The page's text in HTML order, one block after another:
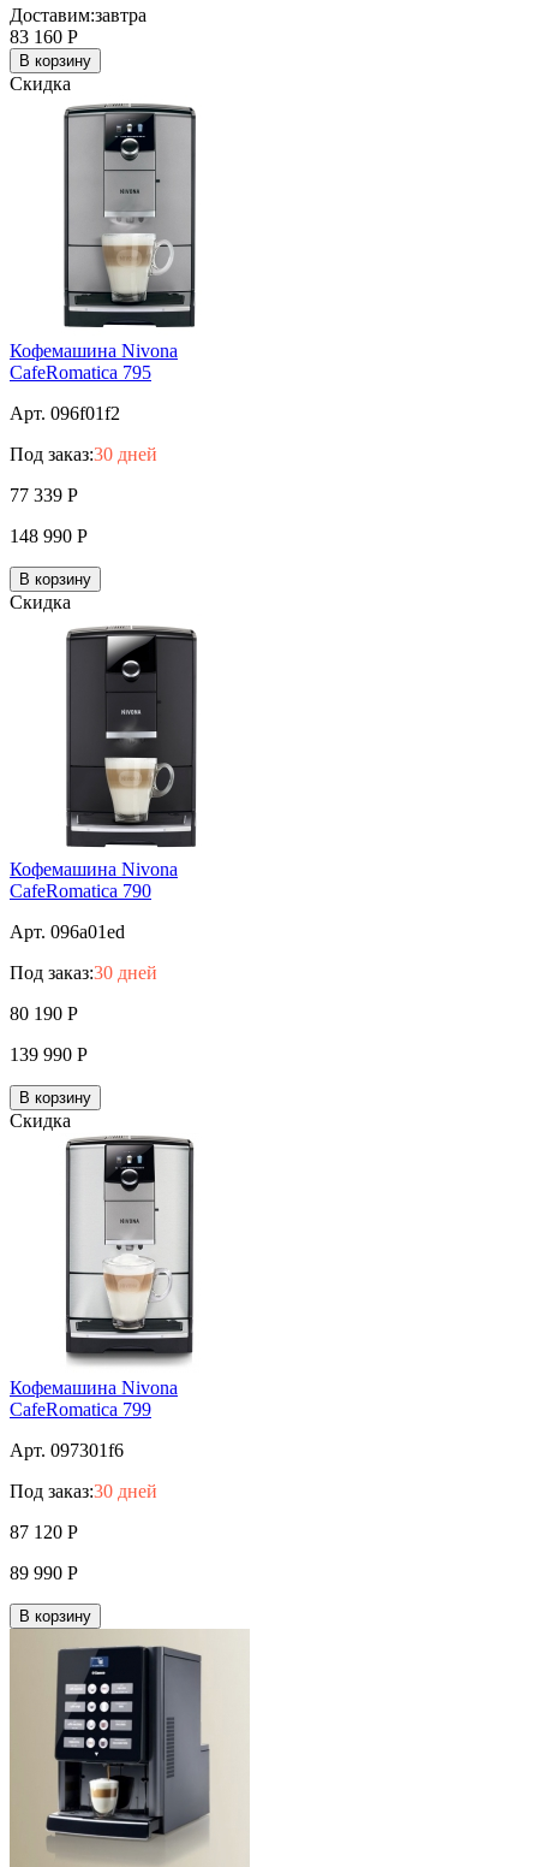
Доставим:завтра
83 160 Р
В корзину
Скидка
Кофемашина Nivona
CafeRomatica 795
Арт. 096f01f2
Под заказ:30 дней
77 339 Р
148 990 Р
В корзину
Скидка
Кофемашина Nivona
CafeRomatica 790
Арт. 096a01ed
Под заказ:30 дней
80 190 Р
139 990 Р
В корзину
Скидка
Кофемашина Nivona
CafeRomatica 799
Арт. 097301f6
Под заказ:30 дней
87 120 Р
89 990 Р
В корзину